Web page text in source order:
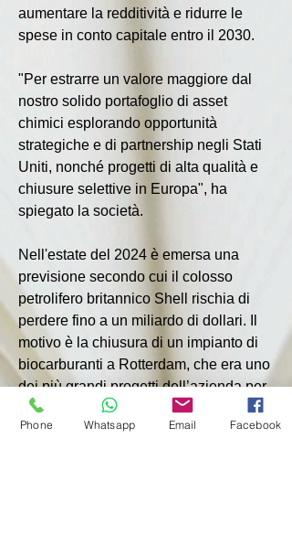
aumentare la redditività e ridurre le
spese in conto capitale entro il 2030.
"Per estrarre un valore maggiore dal
nostro solido portafoglio di asset
chimici esplorando opportunità
strategiche e di partnership negli Stati
Uniti, nonché progetti di alta qualità e
chiusure selettive in Europa", ha
spiegato la società.
Nell'estate del 2024 è emersa una
previsione secondo cui il colosso
petrolifero britannico Shell rischia di
perdere fino a un miliardo di dollari. Il
motivo è la chiusura di un impianto di
biocarburanti a Rotterdam, che era uno
dei più grandi progetti dell’azienda per
la transizione verso l’energia
alternativa.
Phone Whatsapp Email Facebook